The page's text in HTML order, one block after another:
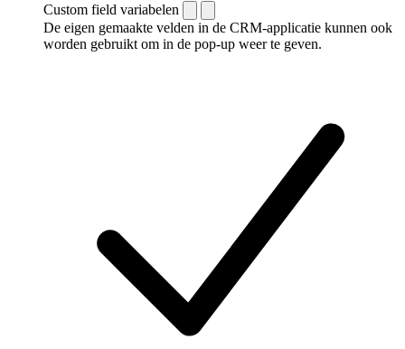
Custom field variabelen
De eigen gemaakte velden in de CRM-applicatie kunnen ook
worden gebruikt om in de pop-up weer te geven.